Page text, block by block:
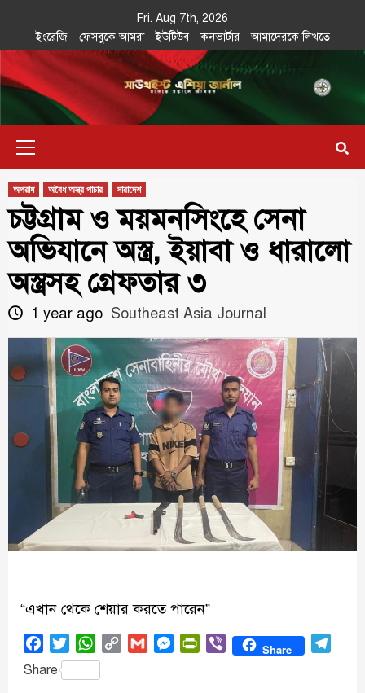
content
Fri. Aug 7th, 2026
ইংরেজি
ফেসবুকে আমরা ইউটিউব কনভার্টার আমাদেরকে লিখতে
Southeast
Asia Journal
IN SEARCH OF THE TRUTH
অপরাধ অবৈধ অস্ত্র পাচার সারাদেশ
চট্টগ্রাম ও ময়মনসিংহে সেনা
অভিযানে অস্ত্র, ইয়াবা ও ধারালো
অস্ত্রসহ গ্রেফতার ৩
1 year ago Southeast Asia Journal
“এখান থেকে শেয়ার করতে পারেন”
FacebookTwitterWhatsApp
Copy
Gmail MessengerPrintFriendly
Viber Share
Share